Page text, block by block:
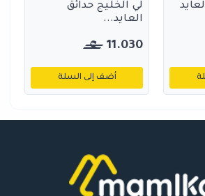
لي الخليج حدائق
العايد...
11.030
أضف إلى السلة